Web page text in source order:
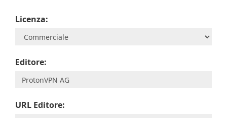
Licenza:
Editore:
URL Editore: